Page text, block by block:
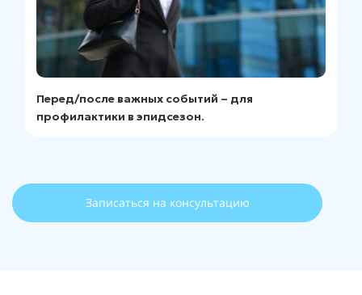
Перед/после важных событий – для
профилактики в эпидсезон.
Записаться на консультацию